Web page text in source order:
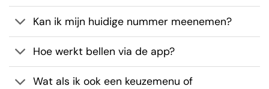
Kan ik mijn huidige nummer meenemen?
Hoe werkt bellen via de app?
Wat als ik ook een keuzemenu of